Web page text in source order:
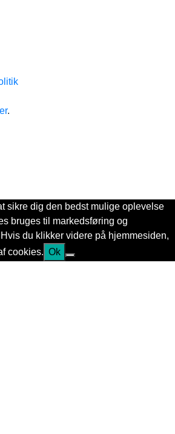
.
sikre dig den bedst mulige oplevelse
bruges til markedsføring og
du klikker videre på hjemmesiden,
cookies. Ok